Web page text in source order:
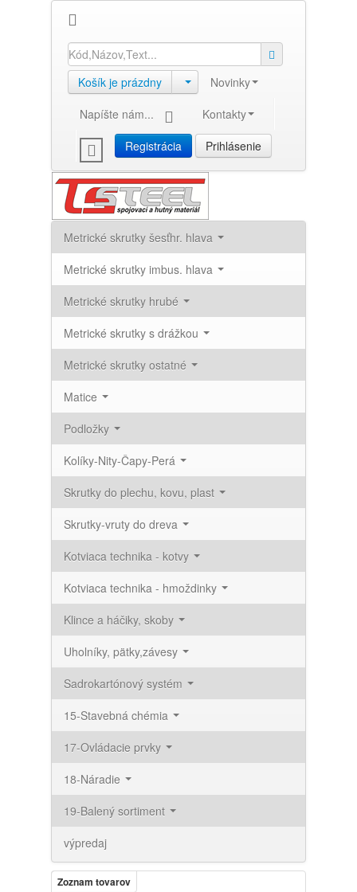
Košík je prázdny
Novinky
Napíšte nám...
Kontakty
Registrácia
Prihlásenie
Metrické skrutky šesťhr. hlava
Metrické skrutky imbus. hlava
Metrické skrutky hrubé
Metrické skrutky s drážkou
Metrické skrutky ostatné
Matice
Podložky
Kolíky-Nity-Čapy-Perá
Skrutky do plechu, kovu, plast
Skrutky-vruty do dreva
Kotviaca technika - kotvy
Kotviaca technika - hmoždinky
Klince a háčiky, skoby
Uholníky, pätky,závesy
Sadrokartónový systém
15-Stavebná chémia
17-Ovládacie prvky
18-Náradie
19-Balený sortiment
výpredaj
Zoznam tovarov